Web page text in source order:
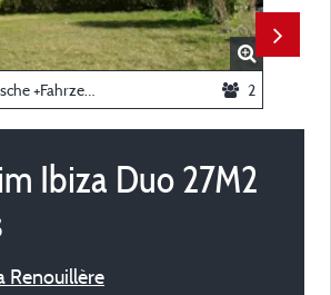
2
Ibiza Duo 27M2
Renouillère